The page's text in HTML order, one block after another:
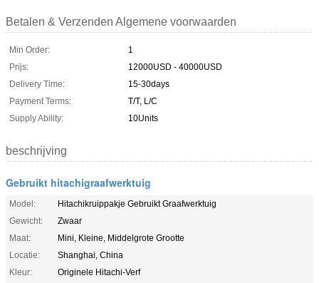
Betalen & Verzenden Algemene voorwaarden
Min Order:
1
Prijs:
12000USD - 40000USD
Delivery Time:
15-30days
Payment Terms:
T/T, L/C
Supply Ability:
10Units
beschrijving
Gebruikt hitachigraafwerktuig
Model:
Hitachikruippakje Gebruikt Graafwerktuig
Gewicht:
Zwaar
Maat:
Mini, Kleine, Middelgrote Grootte
Locatie:
Shanghai, China
Kleur:
Originele Hitachi-Verf